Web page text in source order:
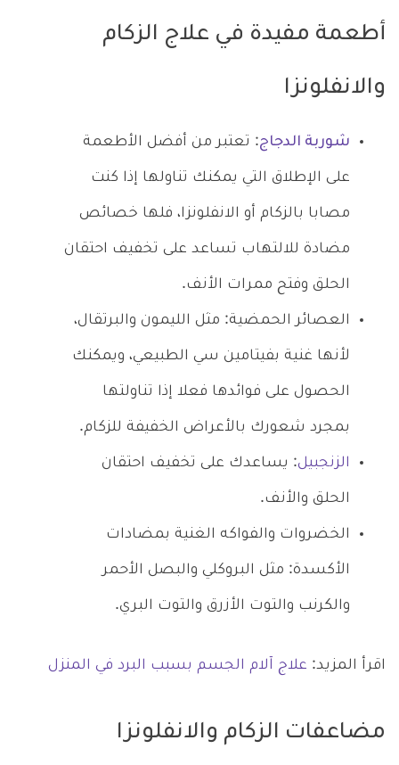
أطعمة مفيدة في علاج الزكام
والانفلونزا
شوربة الدجاج: تعتبر من أفضل الأطعمة
على الإطلاق التي يمكنك تناولها إذا كنت
مصابا بالزكام أو الانفلونزا، فلها خصائص
مضادة للالتهاب تساعد على تخفيف احتقان
الحلق وفتح ممرات الأنف.
العصائر الحمضية: مثل الليمون والبرتقال،
لأنها غنية بفيتامين سي الطبيعي، ويمكنك
الحصول على فوائدها فعلا إذا تناولتها
بمجرد شعورك بالأعراض الخفيفة للزكام.
الزنجبيل: يساعدك على تخفيف احتقان
الحلق والأنف.
الخضروات والفواكه الغنية بمضادات
الأكسدة: مثل البروكلي والبصل الأحمر
والكرنب والتوت الأزرق والتوت البري.
اقرأ المزيد: علاج آلام الجسم بسبب البرد في المنزل
مضاعفات الزكام والانفلونزا